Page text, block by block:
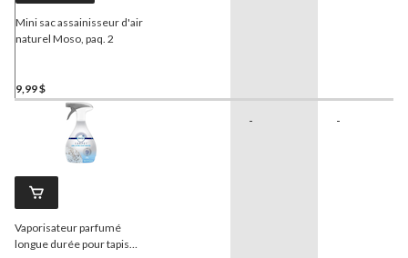
Mini sac assainisseur d'air
naturel Moso, paq. 2
9,99 $
Vaporisateur parfumé
longue durée pour tapis
- -